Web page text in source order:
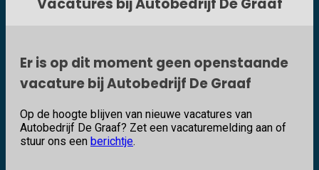
Er is op dit moment geen openstaande
vacature bij Autobedrijf De Graaf
Op de hoogte blijven van nieuwe vacatures van
Autobedrijf De Graaf? Zet een vacaturemelding aan of
stuur ons een berichtje.